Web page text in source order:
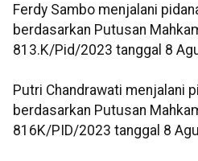
Ferdy Sambo menjalani
berdasarkan Putusan
813.K/Pid/2023 tanggal 8
Putri Chandrawati menjalani
berdasarkan Putusan
816K/PID/2023 tanggal 8